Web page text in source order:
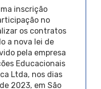
inscrição
no
os contratos
a nova lei de
pela empresa
Educacionais
Ltda, nos dias
2023, em São